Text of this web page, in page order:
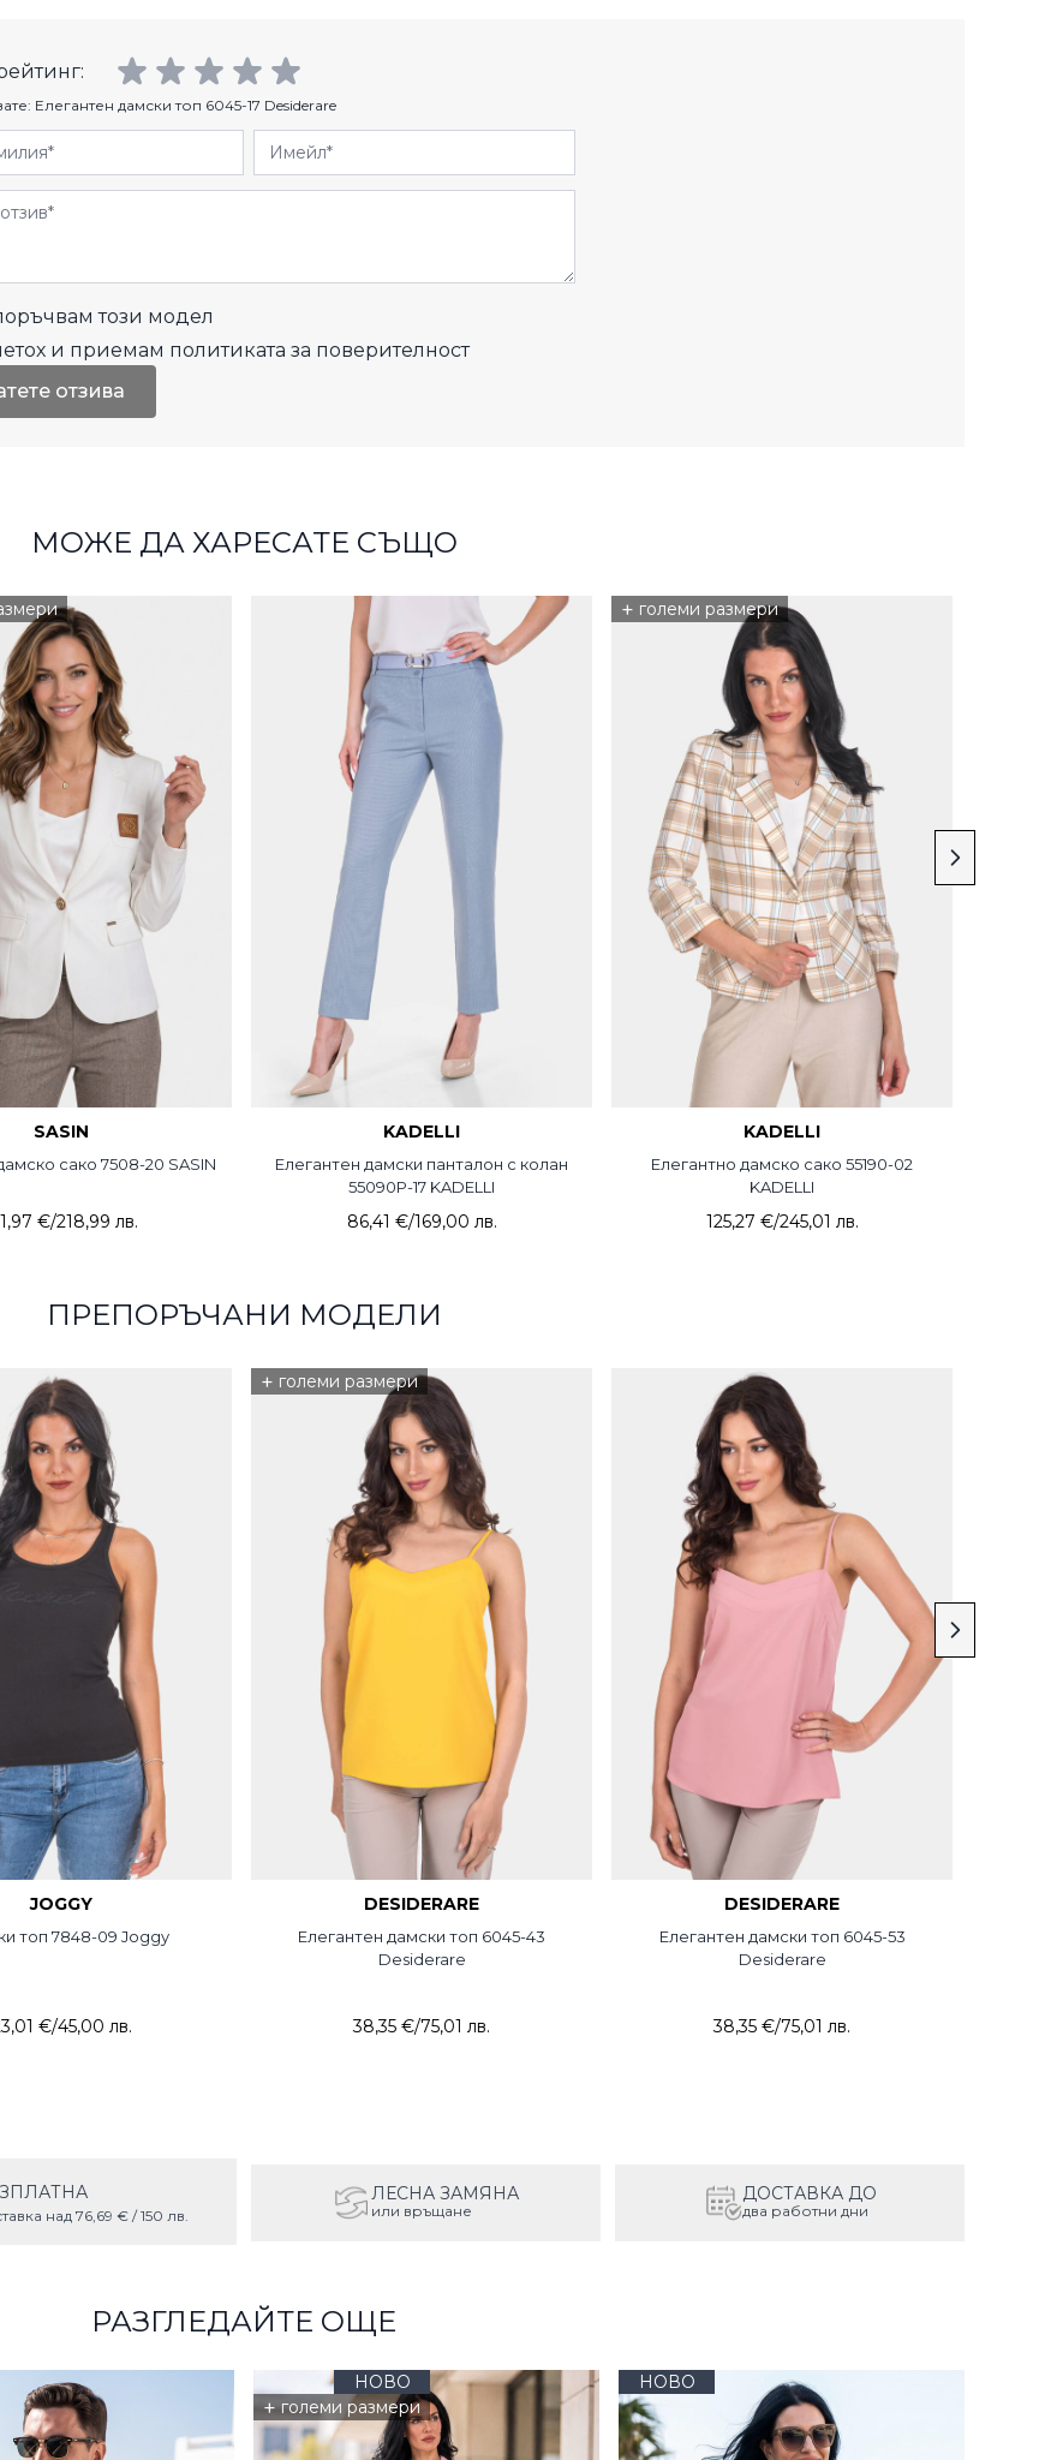
Елегантен дамски топ 6045-17 Desiderare
Имейл
този модел
и приемам политиката за поверителност
отзива
МОЖЕ ДА ХАРЕСАТЕ СЪЩО
SASIN
сако 7508-20 SASIN
€/218,99 лв.
KADELLI
Елегантен дамски панталон с колан
55090P-17 KADELLI
86,41 €/169,00 лв.
+ големи размери
KADELLI
Елегантно дамско сако 55190-02
KADELLI
125,27 €/245,01 лв.
ПРЕПОРЪЧАНИ МОДЕЛИ
JOGGY
топ 7848-09 Joggy
€/45,00 лв.
+ големи размери
DESIDERARE
Елегантен дамски топ 6045-43
Desiderare
38,35 €/75,01 лв.
DESIDERARE
Елегантен дамски топ 6045-53
Desiderare
38,35 €/75,01 лв.
над 76,69 € / 150 лв.
ЛЕСНА ЗАМЯНА
или връщане
ДОСТАВКА ДО
два работни дни
РАЗГЛЕДАЙТЕ ОЩЕ
НОВО
+ големи размери
НОВО